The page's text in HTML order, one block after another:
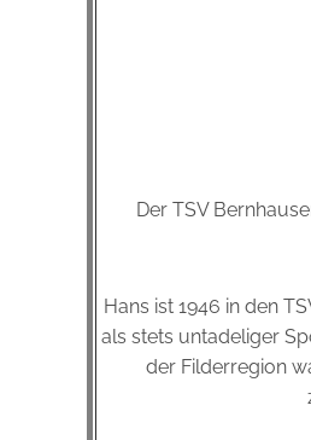
Der TSV
Hans ist 1946 in den
als stets untadeliger
der Filderregion